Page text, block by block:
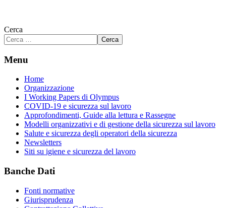
Cerca
Cerca
Menu
Home
Organizzazione
I Working Papers di Olympus
COVID-19 e sicurezza sul lavoro
Approfondimenti, Guide alla lettura e Rassegne
Modelli organizzativi e di gestione della sicurezza sul lavoro
Salute e sicurezza degli operatori della sicurezza
Newsletters
Siti su igiene e sicurezza del lavoro
Banche Dati
Fonti normative
Giurisprudenza